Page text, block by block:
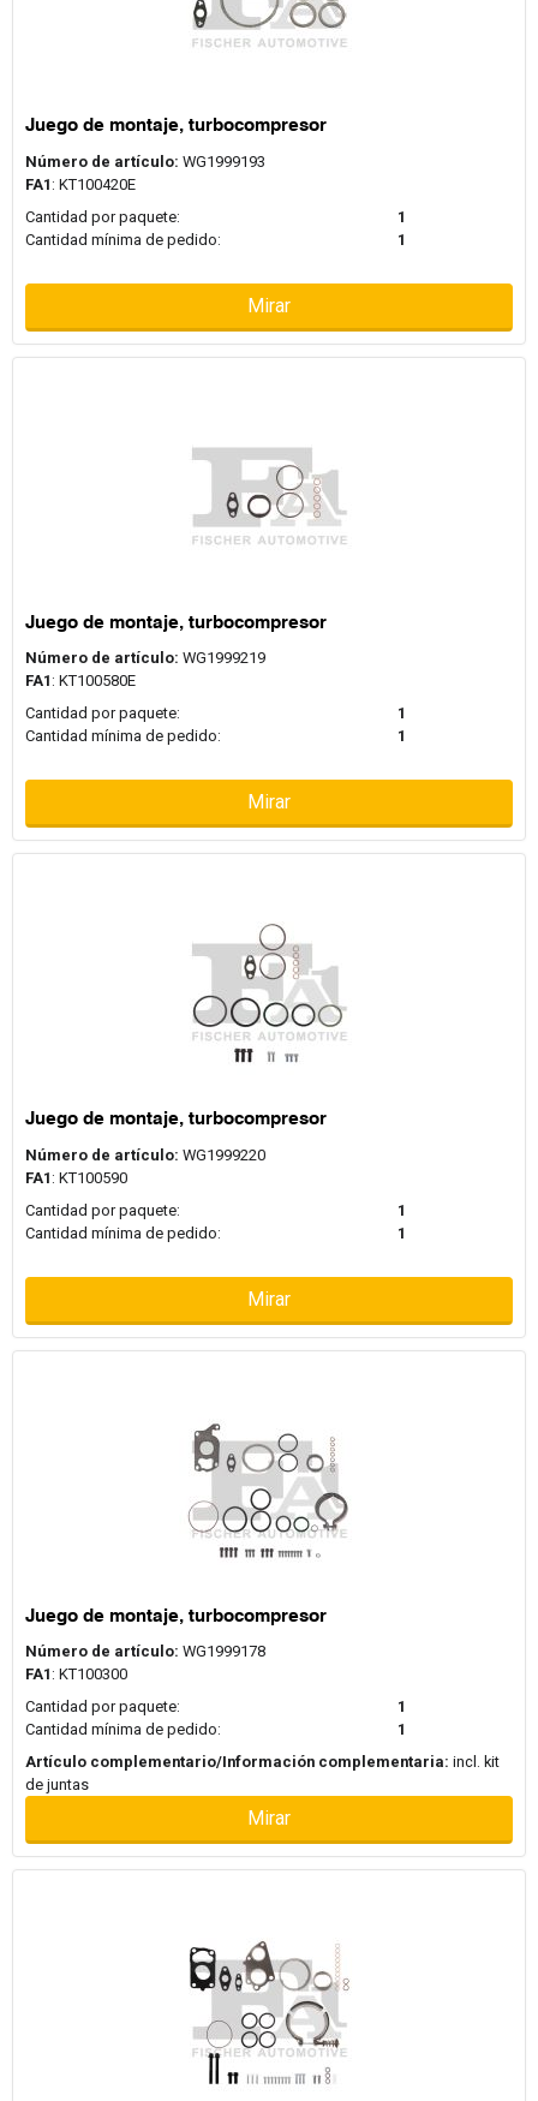
Juego de montaje, turbocompresor
Número de artículo: WG1999193
FA1 : KT100420E
Cantidad por paquete:
1
Cantidad mínima de pedido:
1
Mirar
Juego de montaje, turbocompresor
Número de artículo: WG1999219
FA1 : KT100580E
Cantidad por paquete:
1
Cantidad mínima de pedido:
1
Mirar
Juego de montaje, turbocompresor
Número de artículo: WG1999220
FA1 : KT100590
Cantidad por paquete:
1
Cantidad mínima de pedido:
1
Mirar
Juego de montaje, turbocompresor
Número de artículo: WG1999178
FA1 : KT100300
Cantidad por paquete:
1
Cantidad mínima de pedido:
1
Artículo complementario/Información complementaria: incl. kit
de juntas
Mirar